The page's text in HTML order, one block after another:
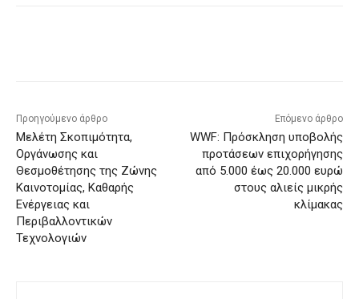
Προηγούμενο άρθρο
Μελέτη Σκοπιμότητα,
Οργάνωσης και
Θεσμοθέτησης της Ζώνης
Καινοτομίας, Καθαρής
Ενέργειας και
Περιβαλλοντικών
Τεχνολογιών
Επόμενο άρθρο
WWF: Πρόσκληση υποβολής
προτάσεων επιχορήγησης
από 5.000 έως 20.000 ευρώ
στους αλιείς μικρής
κλίμακας